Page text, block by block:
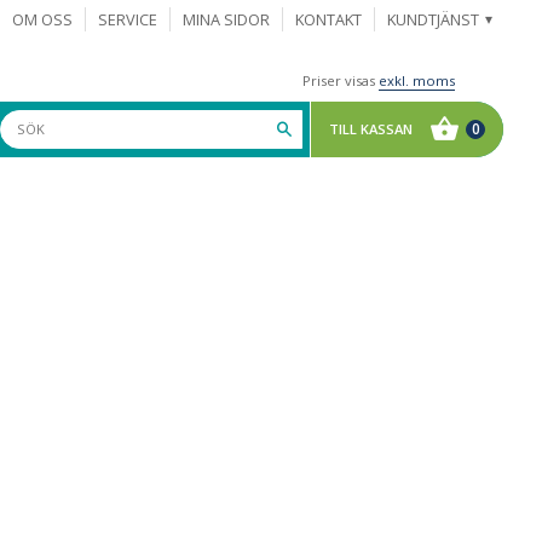
OM OSS SERVICE MINA SIDOR KONTAKT KUNDTJÄNST
Priser visas exkl. moms